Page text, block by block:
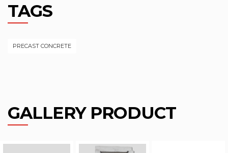
TAGS
PRECAST CONCRETE
GALLERY PRODUCT